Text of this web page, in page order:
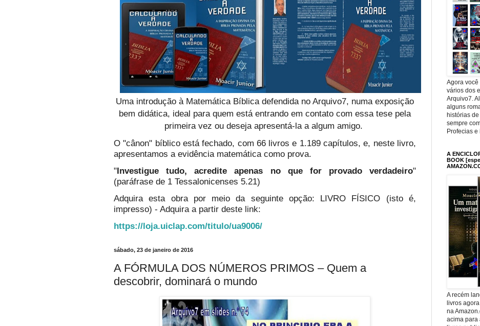
Uma introdução à Matemática Bíblica defendida no Arquivo7, numa exposição
bem didática, ideal para quem está entrando em contato com essa tese pela
primeira vez ou deseja apresentá-la a algum amigo.
O "cânon" bíblico está fechado, com 66 livros e 1.189 capítulos, e, neste livro,
apresentamos a evidência matemática como prova.
"Investigue tudo, acredite apenas no que for provado verdadeiro"
(paráfrase de 1 Tessalonicenses 5.21)
Adquira esta obra por meio da seguinte opção: LIVRO FÍSICO (isto é,
impresso) - Adquira a partir deste link:
https://loja.uiclap.com/titulo/ua9006/
sábado, 23 de janeiro de 2016
A FÓRMULA DOS NÚMEROS PRIMOS – Quem a
descobrir, dominará o mundo
Agora você
vários dos
Arquivo7.
alguns
histórias
sempre
Profecias
A
BOOK
A recém
livros
na
acima para